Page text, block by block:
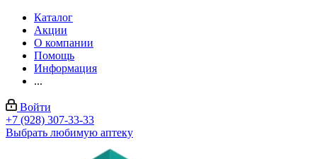
Каталог
Акции
О компании
Помощь
Информация
...
Войти
+7 (928) 307-33-33
Выбрать любимую аптеку